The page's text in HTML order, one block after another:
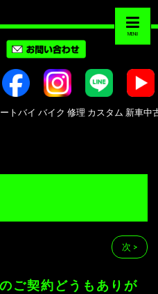
MENU
バイ バイク 修理 カスタム 新車中古
次 >
ご契約どうもありが